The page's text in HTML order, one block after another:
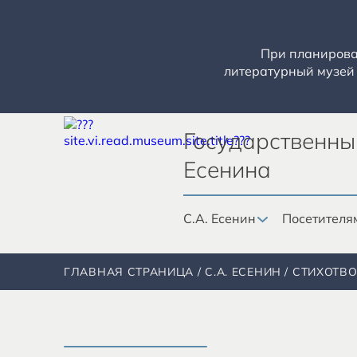
При
литературный
Есенина
С.А. Есенин
ГЛАВНАЯ СТРАНИЦА С.А. ЕСЕНИН